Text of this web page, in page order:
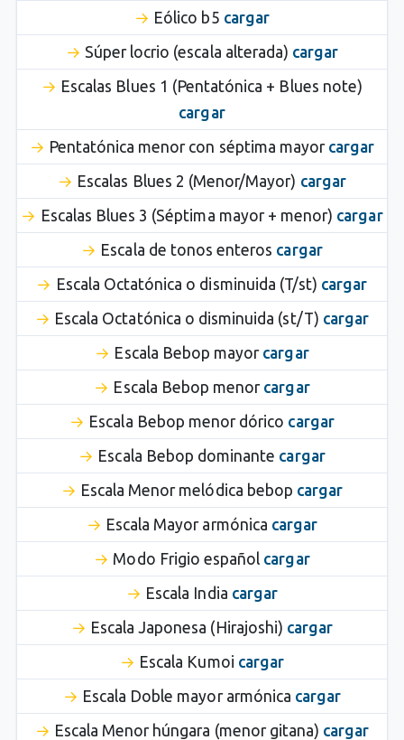
Eólico b5 cargar
Súper locrio (escala alterada) cargar
Escalas Blues 1 (Pentatónica + Blues note)
cargar
Pentatónica menor con séptima mayor cargar
Escalas Blues 2 (Menor/Mayor) cargar
Escalas Blues 3 (Séptima mayor + menor) cargar
Escala de tonos enteros cargar
Escala Octatónica o disminuida (T/st) cargar
Escala Octatónica o disminuida (st/T) cargar
Escala Bebop mayor cargar
Escala Bebop menor cargar
Escala Bebop menor dórico cargar
Escala Bebop dominante cargar
Escala Menor melódica bebop cargar
Escala Mayor armónica cargar
Modo Frigio español cargar
Escala India cargar
Escala Japonesa (Hirajoshi) cargar
Escala Kumoi cargar
Escala Doble mayor armónica cargar
Escala Menor húngara (menor gitana) cargar